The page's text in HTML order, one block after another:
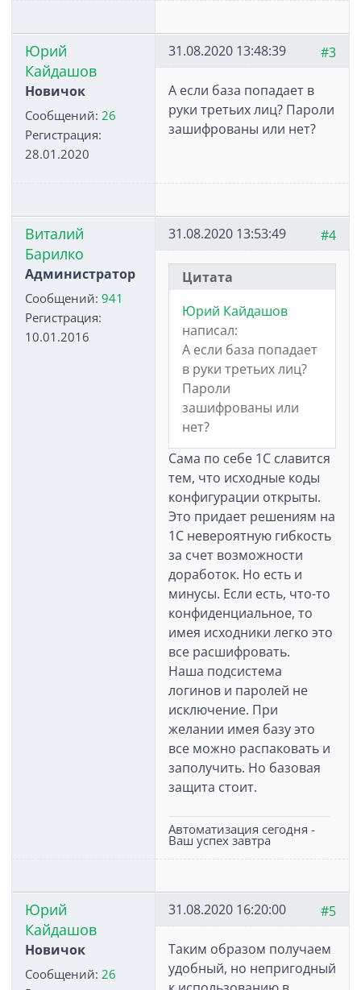
Юрий
Кайдашов
Новичок
Сообщений: 26
Регистрация:
28.01.2020
#3
31.08.2020 13:48:39
А если база попадает в
руки третьих лиц? Пароли
зашифрованы или нет?
Виталий
Барилко
Администратор
Сообщений: 941
Регистрация:
10.01.2016
#4
31.08.2020 13:53:49
Цитата
Юрий Кайдашов
написал:
А если база попадает
в руки третьих лиц?
Пароли
зашифрованы или
нет?
Сама по себе 1С славится
тем, что исходные коды
конфигурации открыты.
Это придает решениям на
1С невероятную гибкость
за счет возможности
доработок. Но есть и
минусы. Если есть, что-то
конфиденциальное, то
имея исходники легко это
все расшифровать.
Наша подсистема
логинов и паролей не
исключение. При
желании имея базу это
все можно распаковать и
заполучить. Но базовая
защита стоит.
Автоматизация сегодня -
Ваш успех завтра
Юрий
Кайдашов
Новичок
Сообщений: 26
#5
31.08.2020 16:20:00
Таким образом получаем
удобный, но непригодный